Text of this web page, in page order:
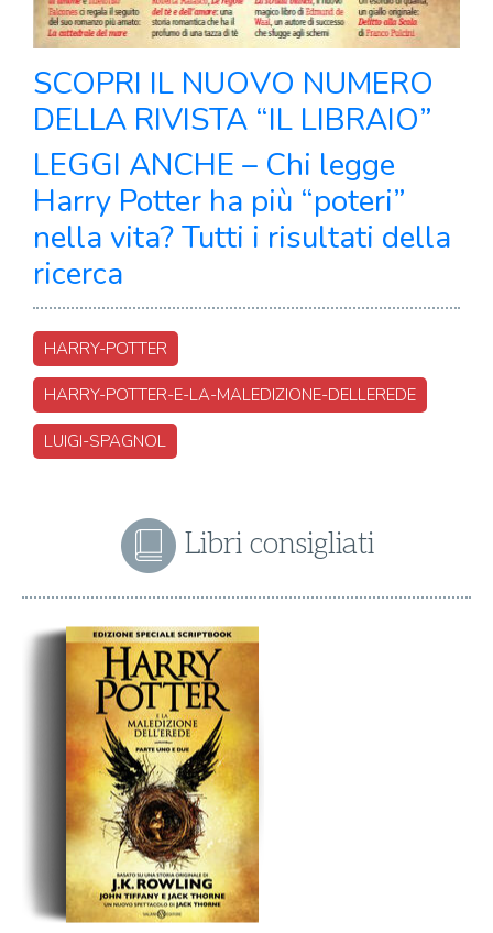
SCOPRI IL NUOVO NUMERO
DELLA RIVISTA “IL LIBRAIO”
LEGGI ANCHE – Chi legge
Harry Potter ha più “poteri”
nella vita? Tutti i risultati della
ricerca
HARRY-POTTER
HARRY-POTTER-E-LA-MALEDIZIONE-DELLEREDE
LUIGI-SPAGNOL
Libri consigliati